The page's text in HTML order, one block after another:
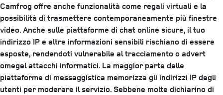
Camfrog offre anche funzionalità come regali virtuali e la
possibilità di trasmettere contemporaneamente più finestre
video. Anche sulle piattaforme di chat online sicure, il tuo
indirizzo IP e altre informazioni sensibili rischiano di essere
esposte, rendendoti vulnerabile al tracciamento o advert
omegel attacchi informatici. La maggior parte delle
piattaforme di messaggistica memorizza gli indirizzi IP degli
utenti per moderare il servizio. Sebbene molte dichiarino di